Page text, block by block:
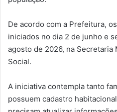
De acordo com a Prefeitura,
iniciados no dia 2 de junho e
agosto de 2026, na
Social.
A iniciativa contempla tanto
possuem cadastro